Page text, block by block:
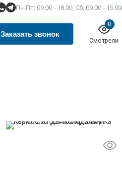
Пн-Пт: 09.00 - 18.00, Сб: 09.00 - 15.00
Заказать звонок
0
Смотрели